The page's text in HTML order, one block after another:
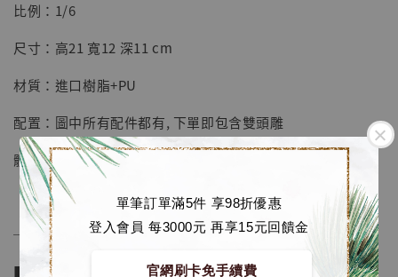
單筆訂單滿5件 享98折優惠
登入會員 每3000元 再享15元回饋金
官網刷卡免手續費
NT$ 5,580
加購優惠【海賊王 布魯克達摩 [7STARS Studio]】
比例：1/6
尺寸：高21 寬12 深11 cm
材質：進口樹脂+PU
配置：圖中所有配件都有, 下單即包含雙頭雕
體數：限量150體
──────────────
■ 販售資訊 (NT$)：